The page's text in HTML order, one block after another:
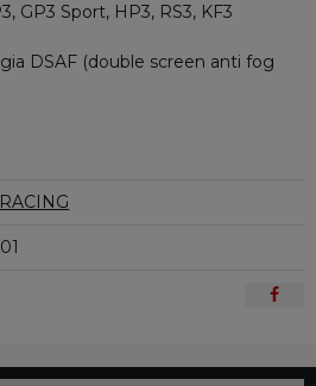
GP3 Sport, HP3, RS3, KF3
DSAF (double screen anti fog